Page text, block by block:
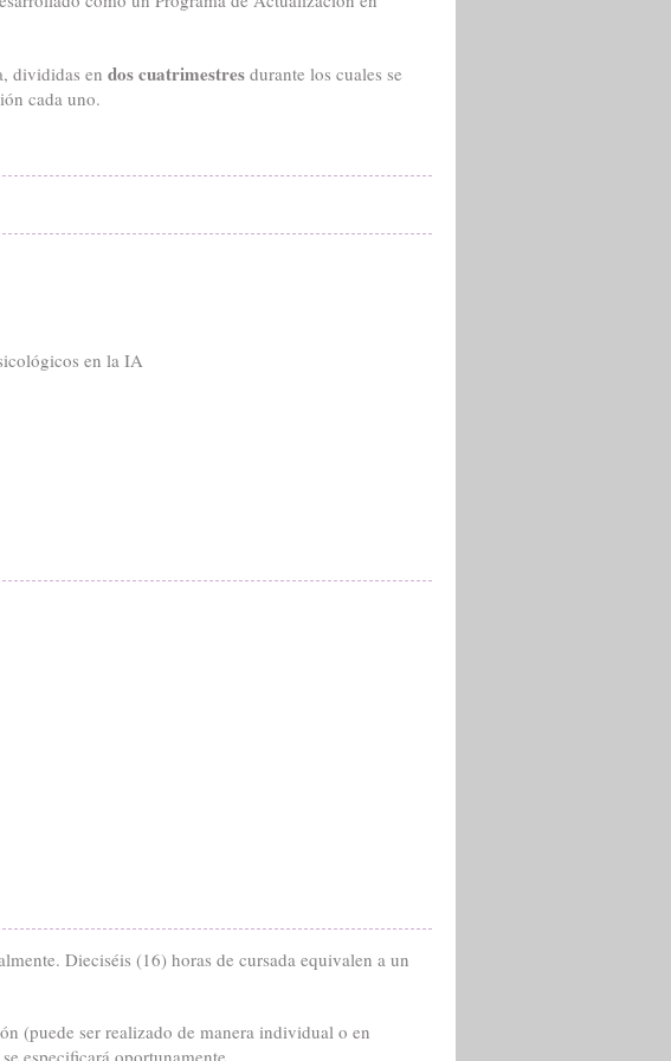
divididas en dos cuatrimestres durante los cuales se
cada uno.
en la IA
Dieciséis (16) horas de cursada equivalen a un
(puede ser realizado de manera individual o en
especificará oportunamente.